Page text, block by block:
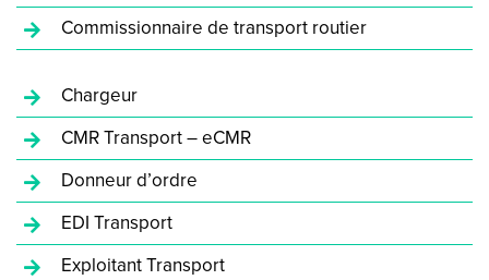
Commissionnaire de transport routier
Chargeur
CMR Transport – eCMR
Donneur d’ordre
EDI Transport
Exploitant Transport